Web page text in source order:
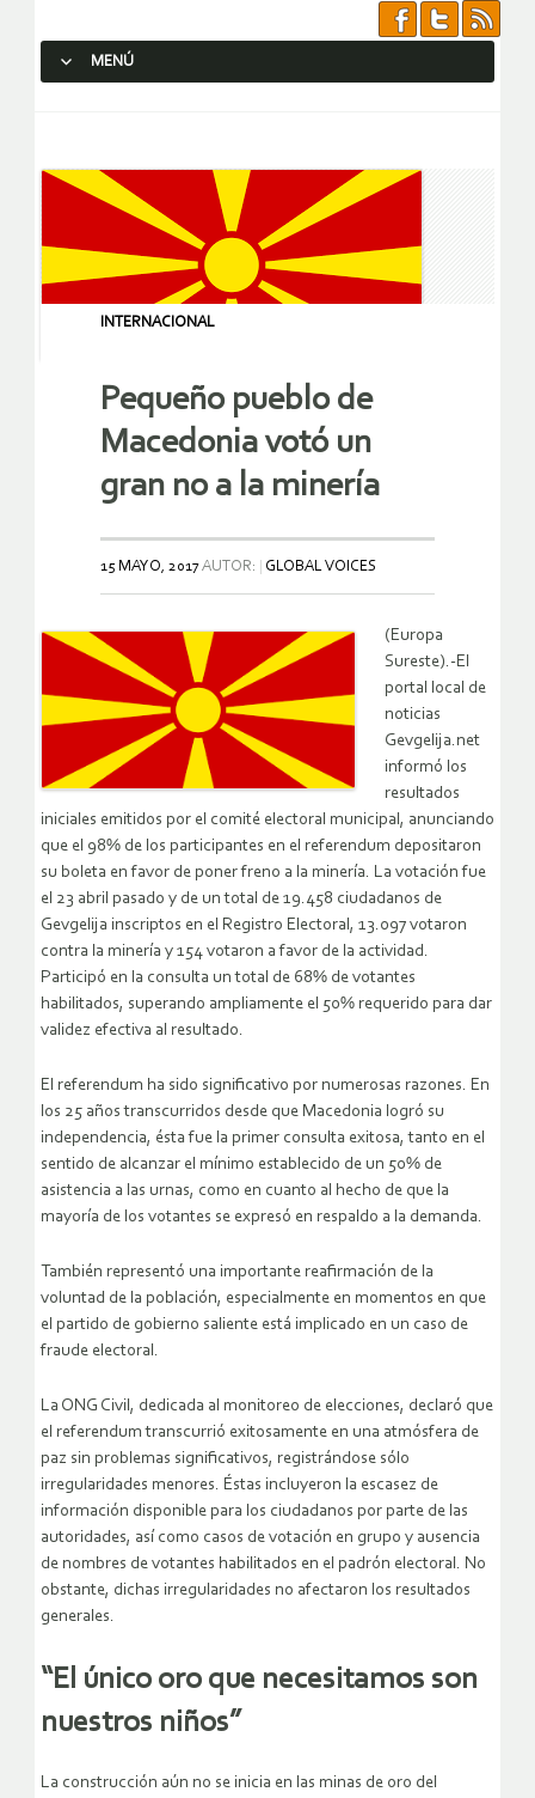
MENÚ
INTERNACIONAL
Pequeño pueblo de
Macedonia votó un
gran no a la minería
15 MAYO, 2017AUTOR: GLOBAL VOICES
(Europa
Sureste).-El
portal local de
noticias
Gevgelija.net
informó los
resultados
iniciales emitidos por el comité electoral municipal, anunciando
que el 98% de los participantes en el referendum depositaron
su boleta en favor de poner freno a la minería. La votación fue
el 23 abril pasado y de un total de 19.458 ciudadanos de
Gevgelija inscriptos en el Registro Electoral, 13.097 votaron
contra la minería y 154 votaron a favor de la actividad.
Participó en la consulta un total de 68% de votantes
habilitados, superando ampliamente el 50% requerido para dar
validez efectiva al resultado.
El referendum ha sido significativo por numerosas razones. En
los 25 años transcurridos desde que Macedonia logró su
independencia, ésta fue la primer consulta exitosa, tanto en el
sentido de alcanzar el mínimo establecido de un 50% de
asistencia a las urnas, como en cuanto al hecho de que la
mayoría de los votantes se expresó en respaldo a la demanda.
También representó una importante reafirmación de la
voluntad de la población, especialmente en momentos en que
el partido de gobierno saliente está implicado en un caso de
fraude electoral.
La ONG Civil, dedicada al monitoreo de elecciones, declaró que
el referendum transcurrió exitosamente en una atmósfera de
paz sin problemas significativos, registrándose sólo
irregularidades menores. Éstas incluyeron la escasez de
información disponible para los ciudadanos por parte de las
autoridades, así como casos de votación en grupo y ausencia
de nombres de votantes habilitados en el padrón electoral. No
obstante, dichas irregularidades no afectaron los resultados
generales.
“El único oro que necesitamos son
nuestros niños”
La construcción aún no se inicia en las minas de oro del